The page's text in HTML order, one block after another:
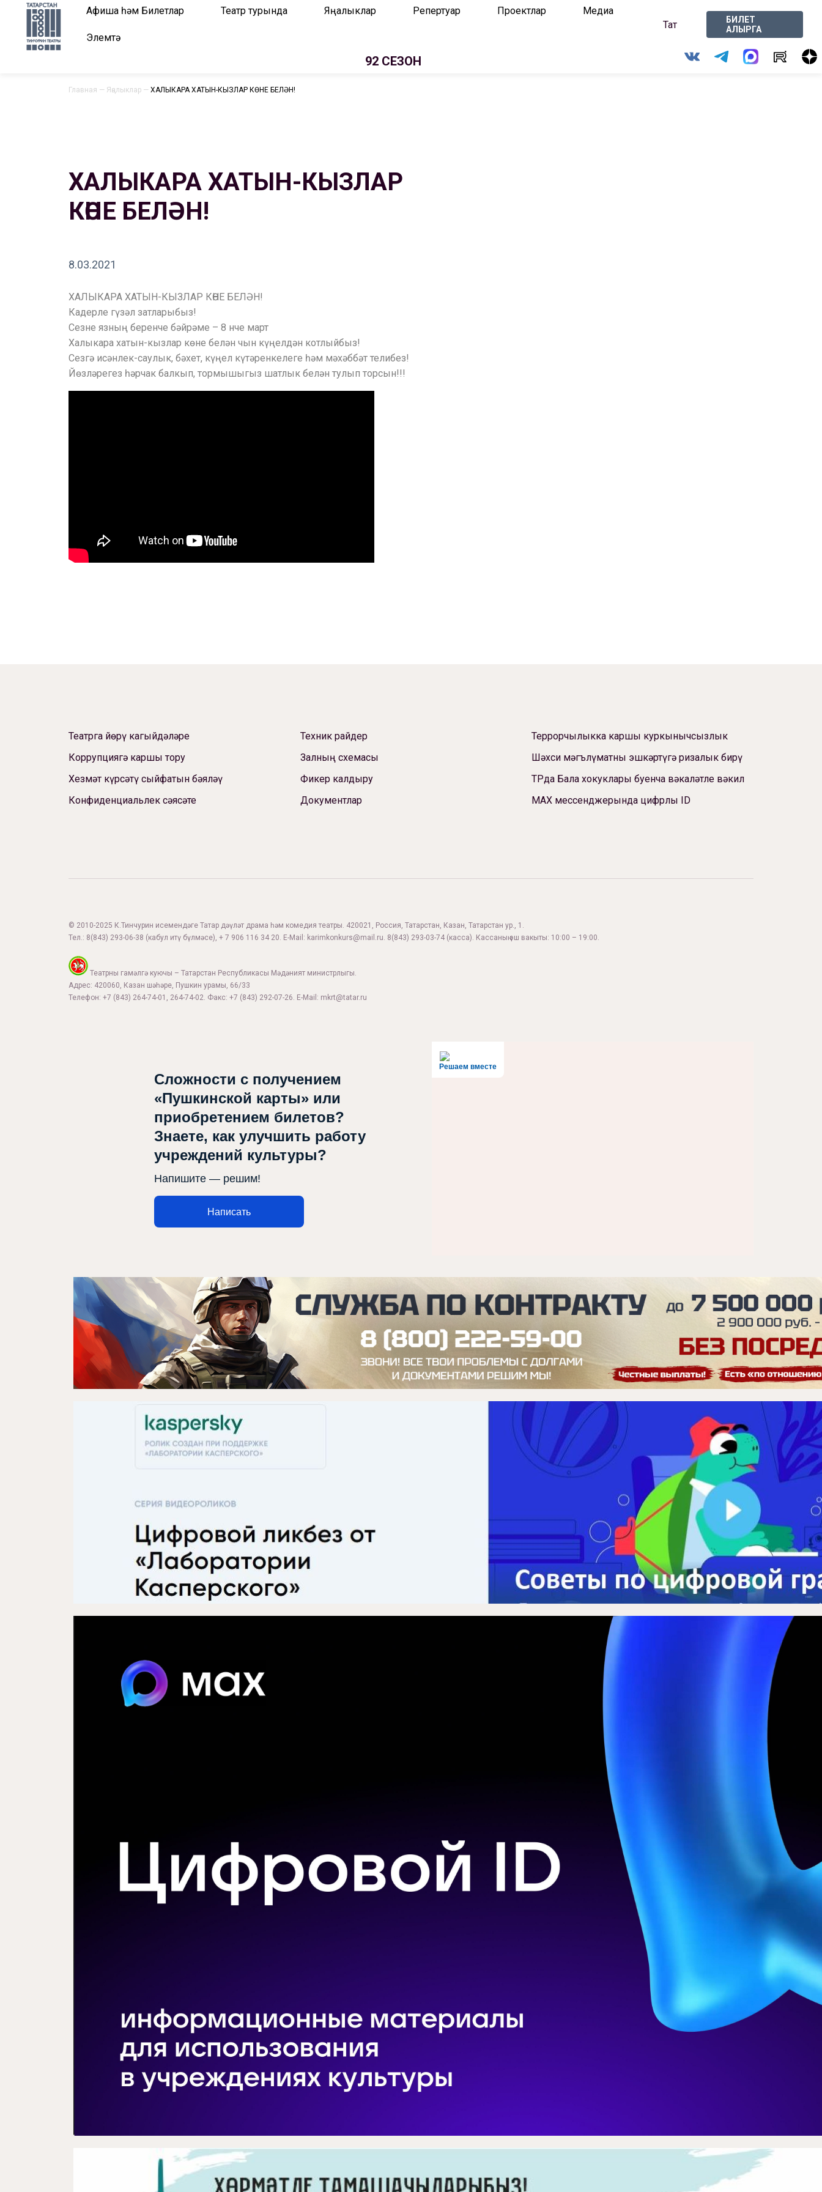
Афиша һәм Билетлар Театр турында Яңалыклар Репертуар Проектлар Медиа
Элемтә
Тат
БИЛЕТ
АЛЫРГА
92 СЕЗОН
Театр турында
Медиа
Элемтә
Главная — Яңалыклар — ХАЛЫКАРА ХАТЫН-КЫЗЛАР КӨНЕ БЕЛӘН!
ХАЛЫКАРА ХАТЫН-КЫЗЛАР
КӨНЕ БЕЛӘН!
8.03.2021
ХАЛЫКАРА ХАТЫН-КЫЗЛАР КӨНЕ БЕЛӘН!
Кадерле гүзәл затларыбыз!
Сезне язның беренче бәйрәме – 8 нче март
Халыкара хатын-кызлар көне белән чын күңелдән котлыйбыз!
Сезгә исәнлек-саулык, бәхет, күңел күтәренкелеге һәм мәхәббәт телибез!
Йөзләрегез һәрчак балкып, тормышыгыз шатлык белән тулып торсын!!!
Театрга йөрү кагыйдәләре
Коррупциягә каршы тору
Хезмәт күрсәтү сыйфатын бәяләү
Конфиденциальлек сәясәте
Техник райдер
Залның схемасы
Фикер калдыру
Документлар
Террорчылыкка каршы куркынычсызлык
Шәхси мәгълүматны эшкәртүгә ризалык бирү
ТРда Бала хокуклары буенча вәкаләтле вәкил
МАХ мессенджерында цифрлы ID
© 2010-2025 К.Тинчурин исемендәге Татар дәүләт драма һәм комедия театры. 420021, Россия, Татарстан, Казан, Татарстан ур., 1.
Тел.: 8(843) 293-06-38 (кабул итү бүлмәсе), + 7 906 116 34 20. E-Mail: karimkonkurs@mail.ru. 8(843) 293-03-74 (касса). Кассаның эш вакыты: 10:00 – 19:00.
Театрны гамәлгә куючы – Татарстан Республикасы Мәдәният министрлыгы.
Адрес: 420060, Казан шәһәре, Пушкин урамы, 66/33
Телефон: +7 (843) 264-74-01, 264-74-02. Факс: +7 (843) 292-07-26. E-Mail: mkrt@tatar.ru
Решаем вместе
Сложности с получением
«Пушкинской карты» или
приобретением билетов?
Знаете, как улучшить работу
учреждений культуры?
Напишите — решим!
Написать